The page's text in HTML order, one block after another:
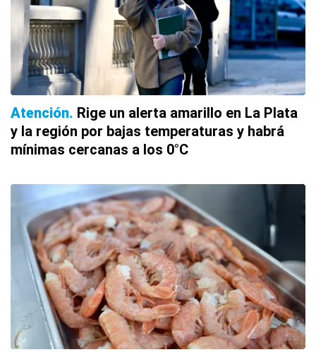
Atención Rige un alerta amarillo en La Plata
y la región por bajas temperaturas y habrá
mínimas cercanas a los 0°C